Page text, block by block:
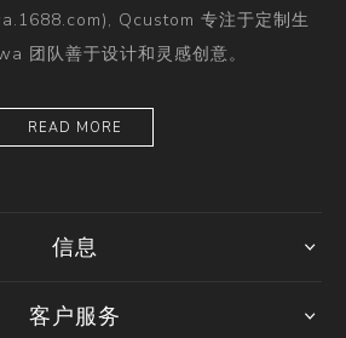
Qcustom 专注于定制生
团队善于设计和灵感创意。
READ MORE
信息
客户服务